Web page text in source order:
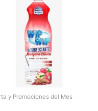
y Promociones del Mes